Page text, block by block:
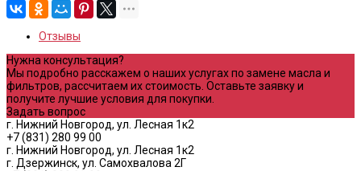
Отзывы
Нужна консультация?
Мы подробно расскажем о наших услугах по замене масла и
фильтров, рассчитаем их стоимость. Оставьте заявку и
получите лучшие условия для покупки.
Задать вопрос
г. Нижний Новгород, ул. Лесная 1к2
+7 (831) 280 99 00
г. Нижний Новгород, ул. Лесная 1к2
г. Дзержинск, ул. Самохвалова 2Г